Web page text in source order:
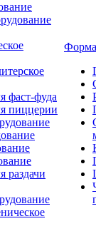
фаст-фуда
пиццерии
раздачи